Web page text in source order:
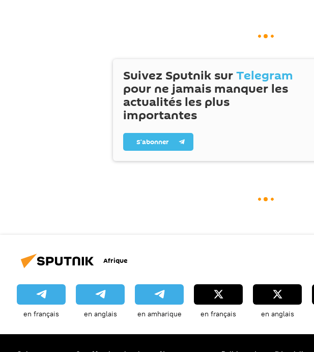
Suivez Sputnik surTelegram
pour ne jamais manquer les
actualités les plus
importantes
S’abonner
Afrique
en français en anglais en amharique en français en anglais